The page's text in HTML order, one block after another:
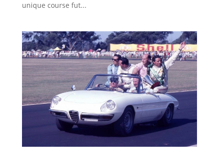
unique course fut...